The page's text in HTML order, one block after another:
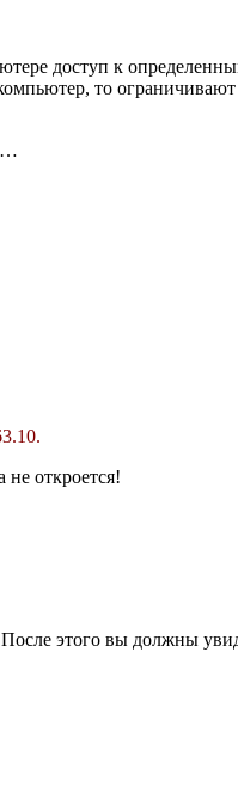
доступ к
то
откроется!
этого вы должны